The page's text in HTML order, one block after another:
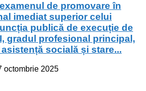
de promovare în
imediat superior celui
publică de execuție de
gradul profesional principal,
socială și stare...
octombrie 2025